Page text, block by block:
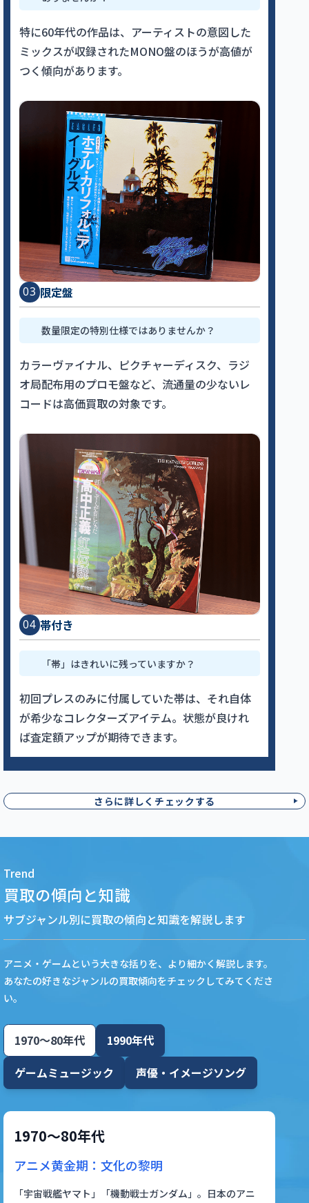
特に60年代の作品は、アーティストの意図した
ミックスが収録されたMONO盤のほうが高値が
つく傾向があります。
03 限定盤
数量限定の特別仕様ではありませんか？
カラーヴァイナル、ピクチャーディスク、ラジ
オ局配布用のプロモ盤など、流通量の少ないレ
コードは高価買取の対象です。
04 帯付き
「帯」はきれいに残っていますか？
初回プレスのみに付属していた帯は、それ自体
が希少なコレクターズアイテム。状態が良けれ
ば査定額アップが期待できます。
さらに詳しくチェックする
Trend
買取の傾向と知識
サブジャンル別に買取の傾向と知識を解説します
アニメ・ゲームという大きな括りを、より細かく解説します。
あなたの好きなジャンルの買取傾向をチェックしてみてくださ
い。
1970〜80年代
1990年代
ゲームミュージック
声優・イメージソング
1970〜80年代
アニメ黄金期：文化の黎明
「宇宙戦艦ヤマト」「機動戦士ガンダム」。日本のアニ